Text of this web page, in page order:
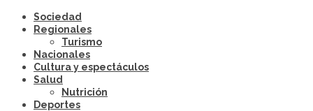
Sociedad
Regionales
Turismo
Nacionales
Cultura y espectáculos
Salud
Nutrición
Deportes